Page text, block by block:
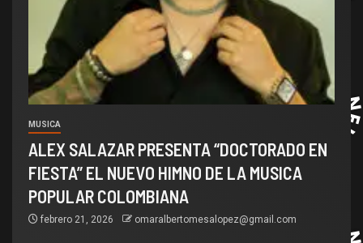
MUSICA
ALEX SALAZAR PRESENTA “DOCTORADO EN
FIESTA” EL NUEVO HIMNO DE LA MUSICA
POPULAR COLOMBIANA
febrero 21, 2026 omaralbertomesalopez@gmail.com